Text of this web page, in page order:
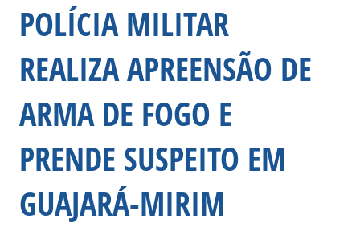
POLÍCIA MILITAR
REALIZA APREENSÃO DE
ARMA DE FOGO E
PRENDE SUSPEITO EM
GUAJARÁ-MIRIM